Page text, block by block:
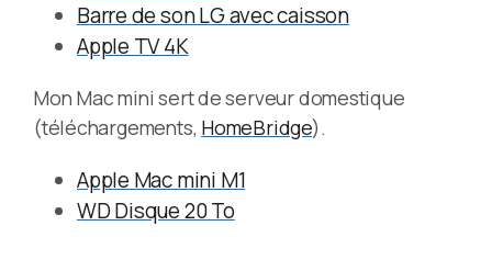
Barre de son LG avec caisson
Apple TV 4K
Mon Mac mini sert de serveur domestique
(téléchargements, HomeBridge).
Apple Mac mini M1
WD Disque 20 To